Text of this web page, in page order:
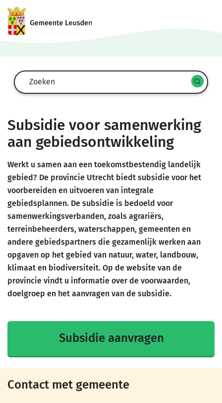
Zoekformulier
Start
Zoeken
Subsidie voor samenwerking
aan gebiedsontwikkeling
Werkt u samen aan een toekomstbestendig landelijk
gebied? De provincie Utrecht biedt subsidie voor het
voorbereiden en uitvoeren van integrale
gebiedsplannen. De subsidie is bedoeld voor
samenwerkingsverbanden, zoals agrariërs,
terreinbeheerders, waterschappen, gemeenten en
andere gebiedspartners die gezamenlijk werken aan
opgaven op het gebied van natuur, water, landbouw,
klimaat en biodiversiteit. Op de website van de
provincie vindt u informatie over de voorwaarden,
doelgroep en het aanvragen van de subsidie.
Subsidie aanvragen
Contact met gemeente